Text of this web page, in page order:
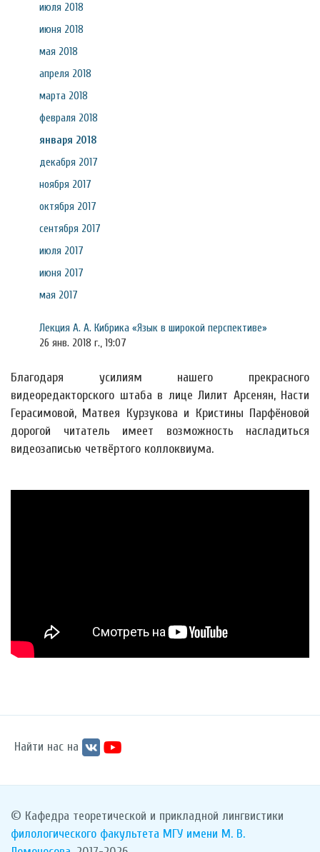
июля 2018
июня 2018
мая 2018
апреля 2018
марта 2018
февраля 2018
января 2018
декабря 2017
ноября 2017
октября 2017
сентября 2017
июля 2017
июня 2017
мая 2017
Лекция А. А. Кибрика «Язык в широкой перспективе»
26 янв. 2018 г., 19:07
Благодаря усилиям нашего прекрасного
видеоредакторского штаба в лице Лилит Арсенян, Насти
Герасимовой, Матвея Курзукова и Кристины Парфёновой
дорогой читатель имеет возможность насладиться
видеозаписью четвёртого коллоквиума.
Найти нас на
© Кафедра теоретической и прикладной лингвистики
филологического факультета МГУ имени М. В.